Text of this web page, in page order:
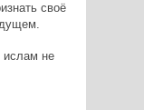
своё
ислам не